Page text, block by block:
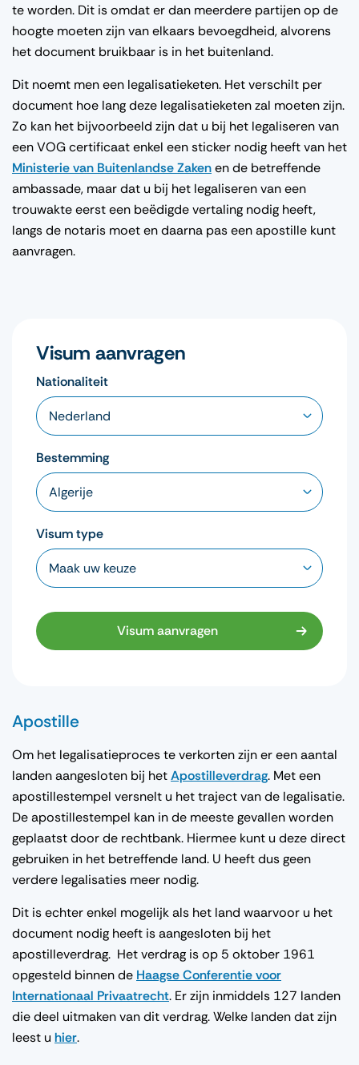
te worden. Dit is omdat er dan meerdere partijen op de
hoogte moeten zijn van elkaars bevoegdheid, alvorens
het document bruikbaar is in het buitenland.
Dit noemt men een legalisatieketen. Het verschilt per
document hoe lang deze legalisatieketen zal moeten zijn.
Zo kan het bijvoorbeeld zijn dat u bij het legaliseren van
een VOG certificaat enkel een sticker nodig heeft van het
Ministerie van Buitenlandse Zakenen de betreffende
ambassade, maar dat u bij het legaliseren van een
trouwakte eerst een beëdigde vertaling nodig heeft,
langs de notaris moet en daarna pas een apostille kunt
aanvragen.
Visum aanvragen
Nationaliteit
Bestemming
Visum type
Visum aanvragen
Apostille
Om het legalisatieproces te verkorten zijn er een aantal
landen aangesloten bij hetApostilleverdrag. Met een
apostillestempel versnelt u het traject van de legalisatie.
De apostillestempel kan in de meeste gevallen worden
geplaatst door de rechtbank. Hiermee kunt u deze direct
gebruiken in het betreffende land. U heeft dus geen
verdere legalisaties meer nodig.
Dit is echter enkel mogelijk als het land waarvoor u het
document nodig heeft is aangesloten bij het
apostilleverdrag. Het verdrag is op 5 oktober 1961
opgesteld binnen de Haagse Conferentie voor
Internationaal Privaatrecht. Er zijn inmiddels 127 landen
die deel uitmaken van dit verdrag. Welke landen dat zijn
leest u hier.